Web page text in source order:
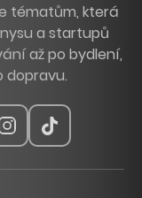
tématům, která
a startupů
až po bydlení,
dopravu.